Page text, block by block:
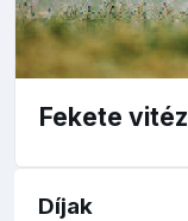
Fekete vitéz
Díjak